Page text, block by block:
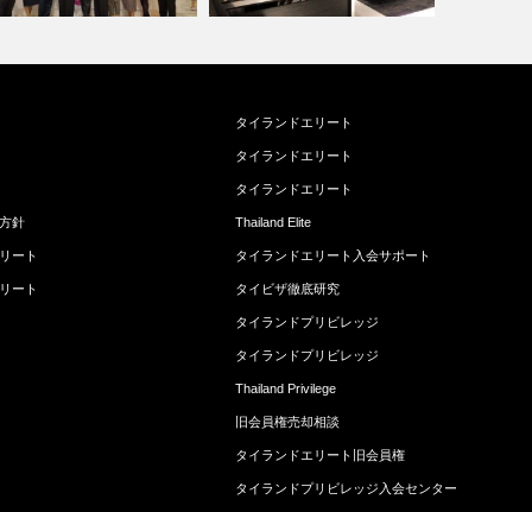
針
ート
ート
タイランドエリート
タイランドエリート
タイランドエリート
Thailand Elite
タイランドエリート入会サポート
タイビザ徹底研究
タイランドプリビレッジ
タイランドプリビレッジ
Thailand Privilege
旧会員権売却相談
タイランドエリート旧会員権
タイランドプリビレッジ入会センター